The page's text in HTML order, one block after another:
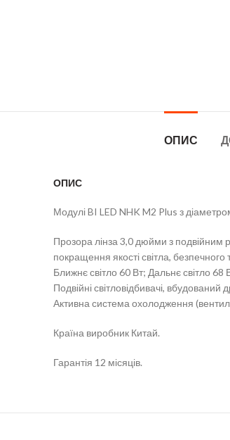
ОПИС
ОПИС
Модулі BI LED NHK M2 Plus з
Прозора лінза 3,0 дюйми з подвійним
покращення якості світла,
Ближнє світло 60 Вт; Дальнє світло 68
Подвійні світловідбивачі, вбудований
Активна система охолодження
Країна виробник Китай.
Гарантія 12 місяців.